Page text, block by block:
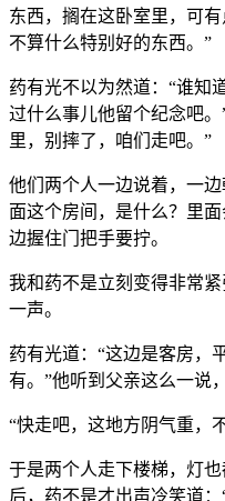
东西，搁在这卧室里，可
不算什么特别好的东西。”
药有光不以为然道：“谁知
过什么事儿他留个纪念吧
里，别摔了，咱们走吧。”
他们两个人一边说着，一
面这个房间，是什么？里
边握住门把手要拧。
我和药不是立刻变得非常
一声。
药有光道：“这边是客房，
有。”他听到父亲这么一说
“快走吧，这地方阴气重，
于是两个人走下楼梯，灯
后，药不是才出声冷笑道